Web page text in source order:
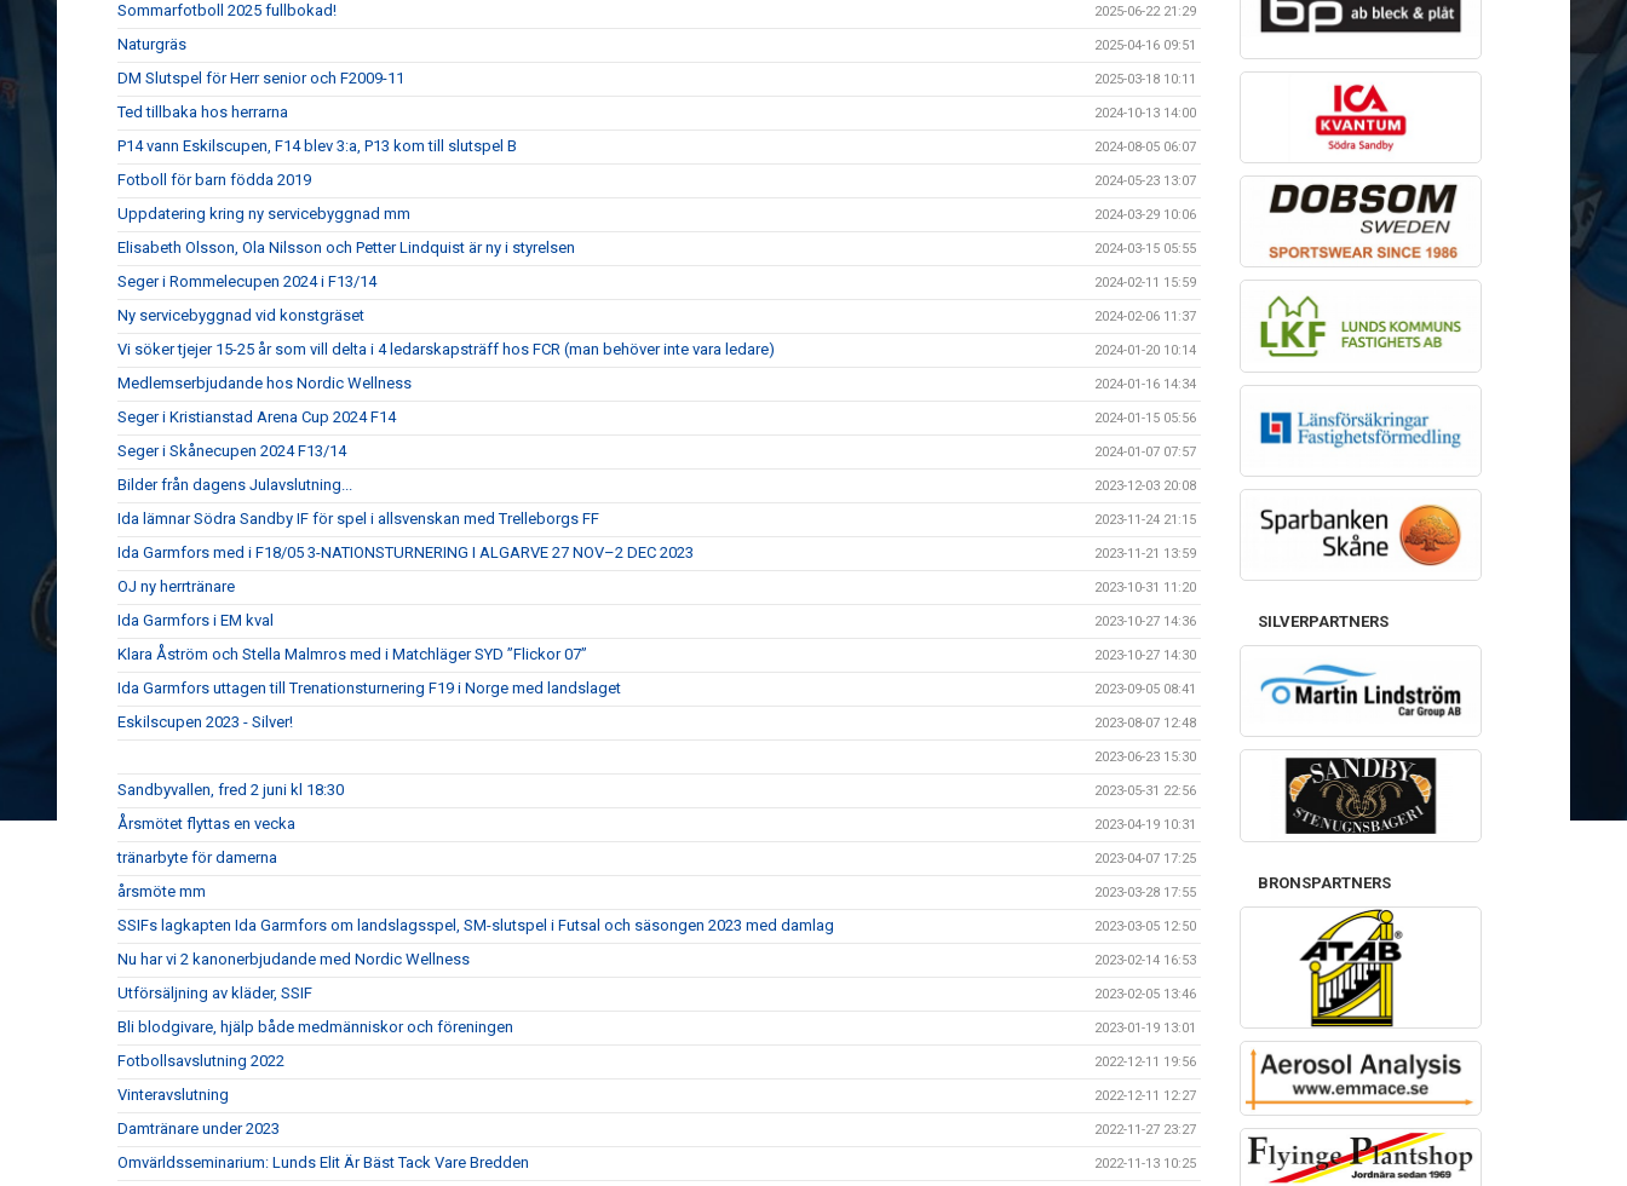
Sommarfotboll 2025 fullbokad! 2025-06-22 21:29
Naturgräs 2025-04-16 09:51
DM Slutspel för Herr senior och F2009-11 2025-03-18 10:11
Ted tillbaka hos herrarna 2024-10-13 14:00
P14 vann Eskilscupen, F14 blev 3:a, P13 kom till slutspel B 2024-08-05 06:07
Fotboll för barn födda 2019 2024-05-23 13:07
Uppdatering kring ny servicebyggnad mm 2024-03-29 10:06
Elisabeth Olsson, Ola Nilsson och Petter Lindquist är ny i styrelsen 2024-03-15 05:55
Seger i Rommelecupen 2024 i F13/14 2024-02-11 15:59
Ny servicebyggnad vid konstgräset 2024-02-06 11:37
Vi söker tjejer 15-25 år som vill delta i 4 ledarskapsträff hos FCR (man behöver inte vara ledare) 2024-01-20 10:14
Medlemserbjudande hos Nordic Wellness 2024-01-16 14:34
Seger i Kristianstad Arena Cup 2024 F14 2024-01-15 05:56
Seger i Skånecupen 2024 F13/14 2024-01-07 07:57
Bilder från dagens Julavslutning... 2023-12-03 20:08
Ida lämnar Södra Sandby IF för spel i allsvenskan med Trelleborgs FF 2023-11-24 21:15
Ida Garmfors med i F18/05 3-NATIONSTURNERING I ALGARVE 27 NOV–2 DEC 2023 2023-11-21 13:59
OJ ny herrtränare 2023-10-31 11:20
Ida Garmfors i EM kval 2023-10-27 14:36
Klara Åström och Stella Malmros med i Matchläger SYD ”Flickor 07” 2023-10-27 14:30
Ida Garmfors uttagen till Trenationsturnering F19 i Norge med landslaget 2023-09-05 08:41
Eskilscupen 2023 - Silver! 2023-08-07 12:48
2023-06-23 15:30
Sandbyvallen, fred 2 juni kl 18:30 2023-05-31 22:56
Årsmötet flyttas en vecka 2023-04-19 10:31
tränarbyte för damerna 2023-04-07 17:25
årsmöte mm 2023-03-28 17:55
SSIFs lagkapten Ida Garmfors om landslagsspel, SM-slutspel i Futsal och säsongen 2023 med damlag 2023-03-05 12:50
Nu har vi 2 kanonerbjudande med Nordic Wellness 2023-02-14 16:53
Utförsäljning av kläder, SSIF 2023-02-05 13:46
Bli blodgivare, hjälp både medmänniskor och föreningen 2023-01-19 13:01
Fotbollsavslutning 2022 2022-12-11 19:56
Vinteravslutning 2022-12-11 12:27
Damtränare under 2023 2022-11-27 23:27
Omvärldsseminarium: Lunds Elit Är Bäst Tack Vare Bredden 2022-11-13 10:25
SILVERPARTNERS
BRONSPARTNERS